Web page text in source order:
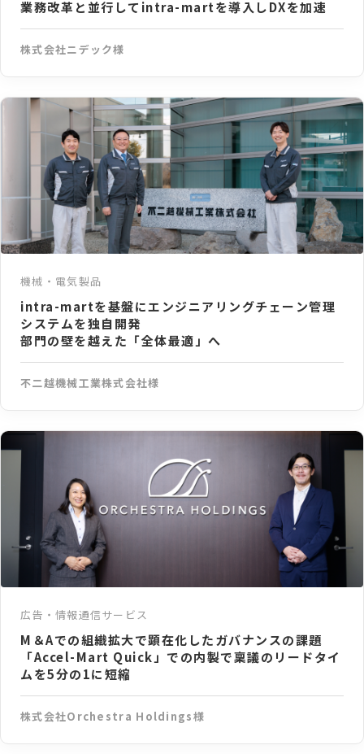
業務改革と並行してintra-martを導入しDXを加速
株式会社ニデック様
機械・電気製品
intra-martを基盤にエンジニアリングチェーン管理
システムを独自開発
部門の壁を越えた「全体最適」へ
不二越機械工業株式会社様
広告・情報通信サービス
M＆Aでの組織拡大で顕在化したガバナンスの課題
「Accel-Mart Quick」での内製で稟議のリードタイ
ムを5分の1に短縮
株式会社Orchestra Holdings様